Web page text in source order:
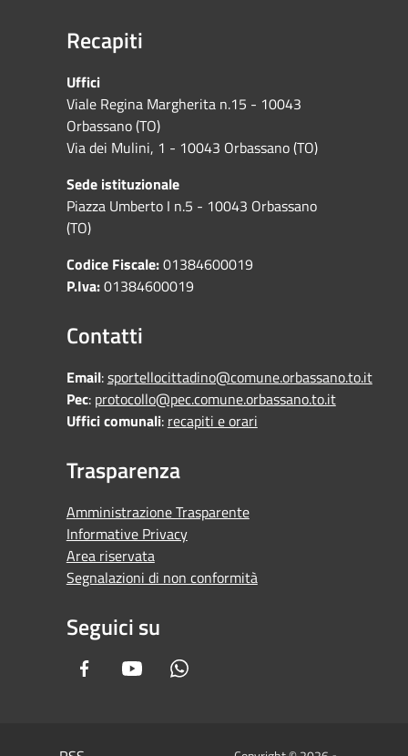
Recapiti
Uffici
Viale Regina Margherita n.15 - 10043
Orbassano (TO)
Via dei Mulini, 1 - 10043 Orbassano (TO)
Sede istituzionale
Piazza Umberto I n.5 - 10043 Orbassano
(TO)
Codice Fiscale:01384600019
P.Iva:01384600019
Contatti
Email:sportellocittadino@comune.orbassano.to.it
Pec: protocollo@pec.comune.orbassano.to.it
Uffici comunali: recapiti e orari
Trasparenza
Amministrazione Trasparente
Informative Privacy
Area riservata
Segnalazioni di non conformità
Seguici su
FacebookYoutube